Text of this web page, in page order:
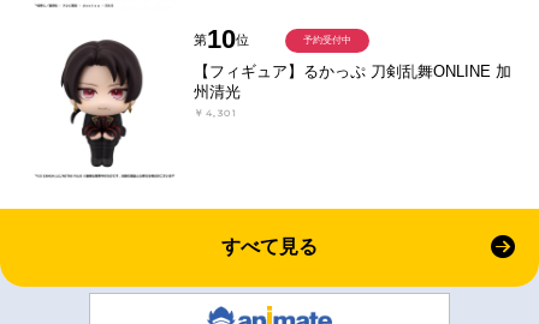
第10位
【フィギュア】るかっぷ 刀剣乱舞ONLINE 加
州清光
￥4,301
予約受付中
すべて見る